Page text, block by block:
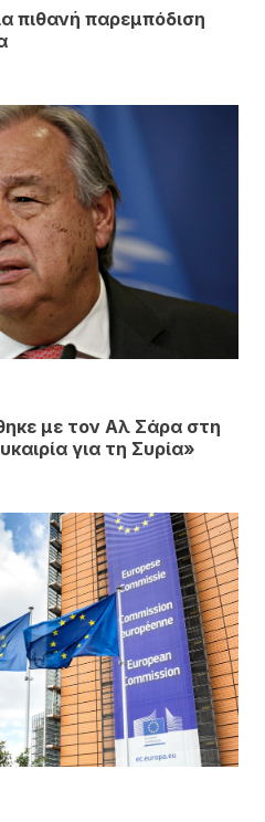
πιθανή παρεμπόδιση
με τον Αλ Σάρα στη
για τη Συρία»